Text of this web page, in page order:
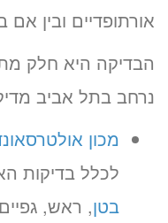
אורתופדיים ובין
הבדיקה היא חלק
נרחב בתל אביב
מכון
לכלל בדיקות
בטן, ראש,